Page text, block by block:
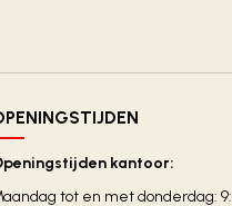
kantoor:
tot en met donderdag: